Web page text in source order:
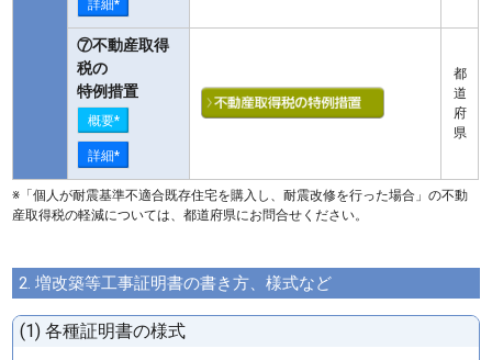
詳細*
⑦不動産取得
税の
特例措置
概要*
詳細*
都
道
府
県
※「個人が耐震基準不適合既存住宅を購入し、耐震改修を行った場合」の不動
産取得税の軽減については、都道府県にお問合せください。
2. 増改築等工事証明書の書き方、様式など
(1) 各種証明書の様式